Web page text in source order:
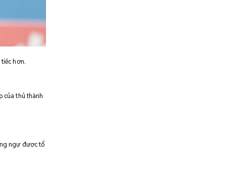
hơn.
của thủ thành
ngự được tổ